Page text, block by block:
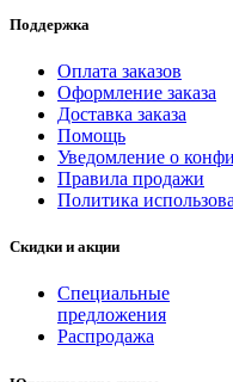
Поддержка
Оплата заказов
Оформление заказа
Доставка заказа
Помощь
Уведомление о
Правила продажи
Политика
Скидки и акции
Специальные
предложения
Распродажа